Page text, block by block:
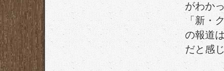
がわか
「新・
の報道
だと感